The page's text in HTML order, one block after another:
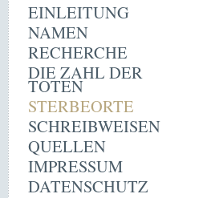
EINLEITUNG
NAMEN
RECHERCHE
DIE ZAHL DER
TOTEN
STERBEORTE
SCHREIBWEISEN
QUELLEN
IMPRESSUM
DATENSCHUTZ